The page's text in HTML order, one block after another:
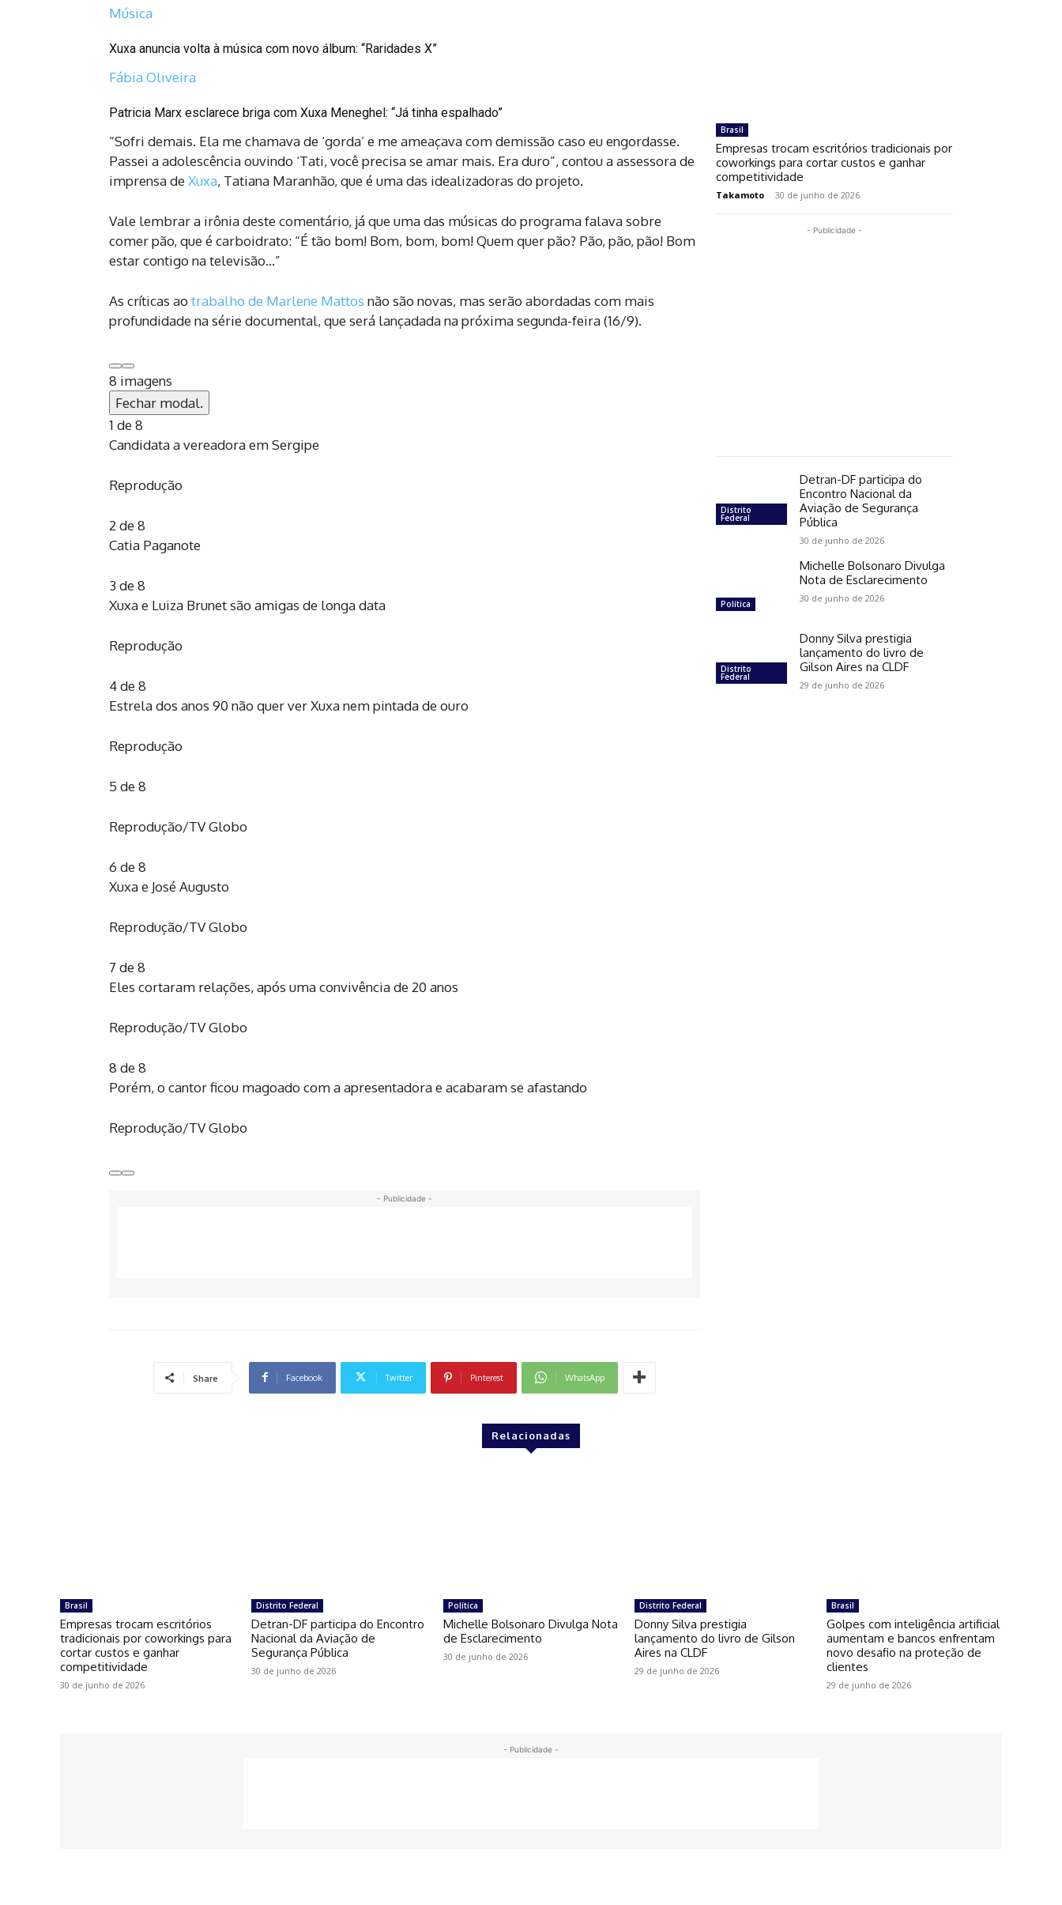
Música
Xuxa anuncia volta à música com novo álbum: “Raridades X”
Fábia Oliveira
Patricia Marx esclarece briga com Xuxa Meneghel: “Já tinha espalhado”
“Sofri demais. Ela me chamava de ‘gorda’ e me ameaçava com demissão caso eu engordasse.
Passei a adolescência ouvindo ‘Tati, você precisa se amar mais. Era duro”, contou a assessora de
imprensa deXuxa, Tatiana Maranhão, que é uma das idealizadoras do projeto.
Vale lembrar a irônia deste comentário, já que uma das músicas do programa falava sobre
comer pão, que é carboidrato: “É tão bom! Bom, bom, bom! Quem quer pão? Pão, pão, pão! Bom
estar contigo na televisão…”
As críticas aotrabalho de Marlene Mattos não são novas, mas serão abordadas com mais
profundidade na série documental, que será lançadada na próxima segunda-feira (16/9).
8 imagens
Fechar modal.
1 de 8
Candidata a vereadora em Sergipe
Reprodução
2 de 8
Catia Paganote
3 de 8
Xuxa e Luiza Brunet são amigas de longa data
Reprodução
4 de 8
Estrela dos anos 90 não quer ver Xuxa nem pintada de ouro
Reprodução
5 de 8
Reprodução/TV Globo
6 de 8
Xuxa e José Augusto
Reprodução/TV Globo
7 de 8
Eles cortaram relações, após uma convivência de 20 anos
Reprodução/TV Globo
8 de 8
Porém, o cantor ficou magoado com a apresentadora e acabaram se afastando
Reprodução/TV Globo
- Publicidade -
Share Facebook Twitter Pinterest WhatsApp
Brasil
Empresas trocam escritórios tradicionais por
coworkings para cortar custos e ganhar
competitividade
Takamoto - 30 de junho de 2026
- Publicidade -
Distrito
Federal
Detran-DF participa do
Encontro Nacional da
Aviação de Segurança
Pública
30 de junho de 2026
Política
Michelle Bolsonaro Divulga
Nota de Esclarecimento
30 de junho de 2026
Distrito
Federal
Donny Silva prestigia
lançamento do livro de
Gilson Aires na CLDF
29 de junho de 2026
Relacionadas
Brasil
Empresas trocam escritórios
tradicionais por coworkings para
cortar custos e ganhar
competitividade
30 de junho de 2026
Distrito Federal
Detran-DF participa do Encontro
Nacional da Aviação de
Segurança Pública
30 de junho de 2026
Política
Michelle Bolsonaro Divulga Nota
de Esclarecimento
30 de junho de 2026
Distrito Federal
Donny Silva prestigia
lançamento do livro de Gilson
Aires na CLDF
29 de junho de 2026
Brasil
Golpes com inteligência artificial
aumentam e bancos enfrentam
novo desafio na proteção de
clientes
29 de junho de 2026
- Publicidade -